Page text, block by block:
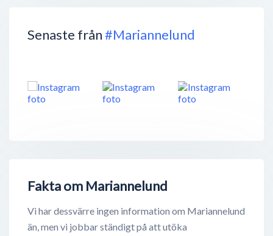
Senaste från#Mariannelund
Fakta om Mariannelund
Vi har dessvärre ingen information om Mariannelund
än, men vi jobbar ständigt på att utöka